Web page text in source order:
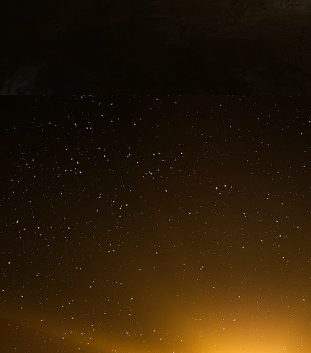
fortement la valeur des actifs financiers
Cette politique a surtout enrichi les
sociales.
La pandémie renforce ces tendances
Pendant la pandémie de Covid-19, les
Eelles stabilisent les marchés financiers ;
du prix des actifs.
En revanche, les difficultés de logement, le
s’aggraver pour une grande partie de la
Le retour de l’inflation
Lorsque l’inflation réapparaît après la
rapidement les taux d’intérêt.